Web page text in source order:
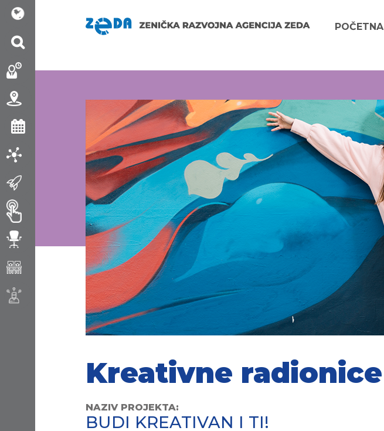
POČETNA
Kreativne radionice
NAZIV PROJEKTA:
BUDI KREATIVAN I TI!